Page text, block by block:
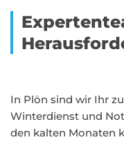
In Plön sind wir Ihr
Winterdienst und
den kalten Monaten